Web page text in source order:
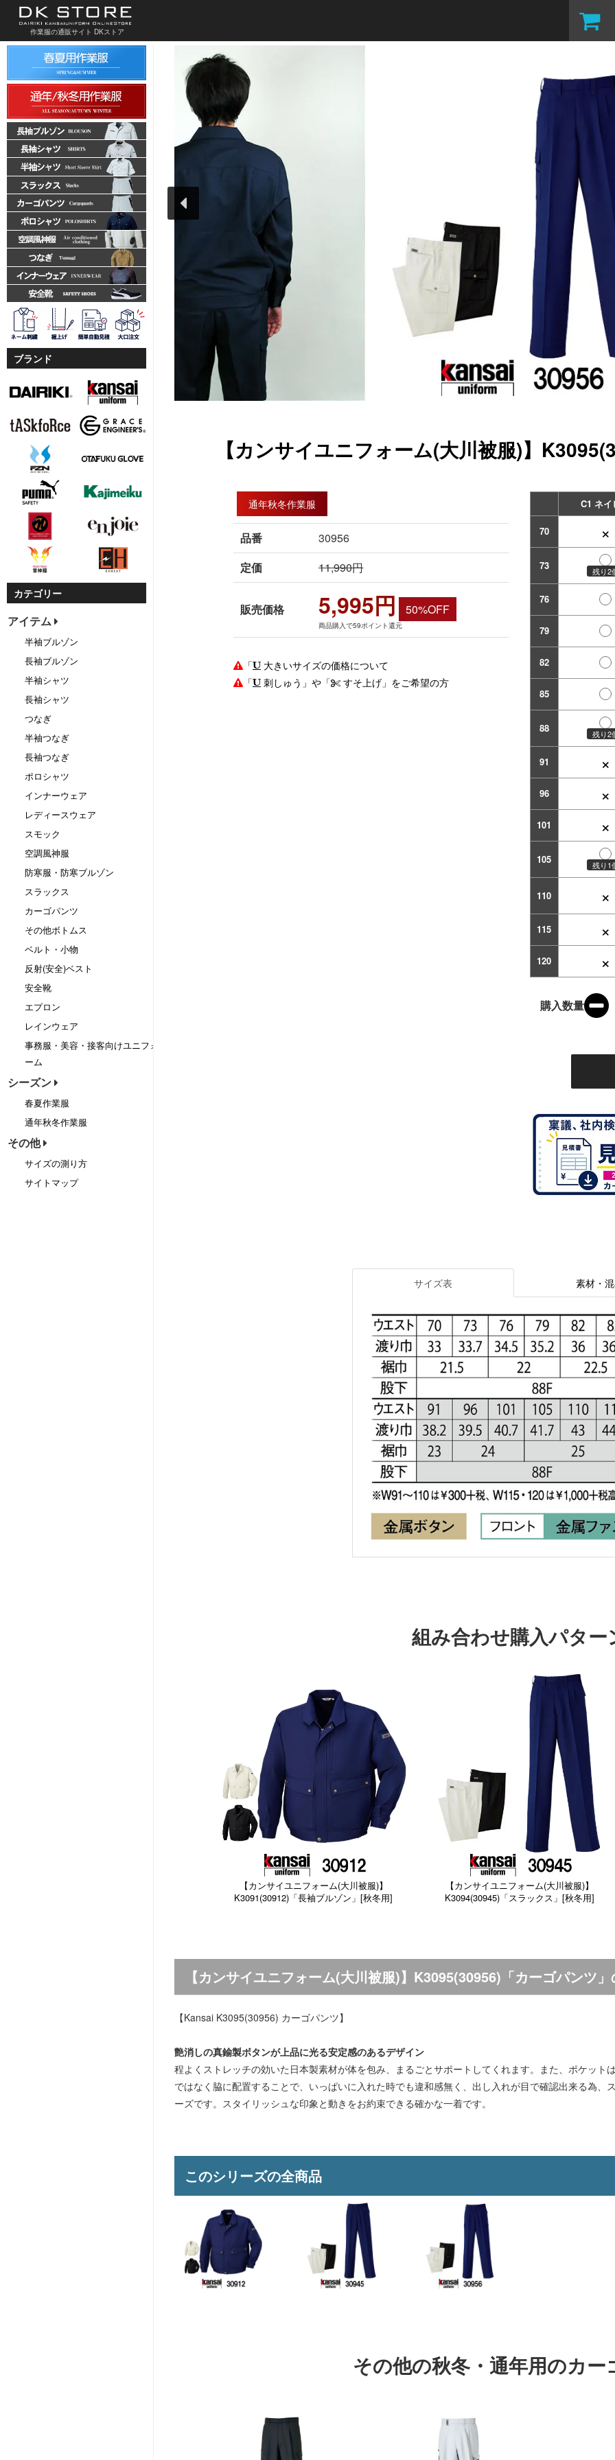
作業服の通販サイト DKストア
【カンサイユニフォーム(大川被服)】
通年秋冬作業服
品番
30956
定価
11,990円
販売価格 5,995円 50%OFF
商品購入で59ポイント還元
「
大きいサイズの価格について
「
刺しゅう」や「 すそ上げ」をご希望の方
C1 ネイ
70 ×
73 残り2
76
79
82
85
88 残り2
91 ×
96 ×
101 ×
105 残り1
110 ×
115 ×
120 ×
購入数量
サイズ表 素材・
組み合わせ購入パター
【カンサイユニフォーム(大川被服)】
K3091(30912)「長袖ブルゾン」[秋冬用]
【カンサイユニフォーム(大川被服)】
K3094(30945)「スラックス」[秋冬用]
【カンサイユニフォーム(大川被服)】K3095(30956)「カーゴパンツ
【Kansai K3095(30956) カーゴパンツ】
艶消しの真鍮製ボタンが上品に光る安定感のあるデザイン
程よくストレッチの効いた日本製素材が体を包み、まるごとサポートしてくれます。また、ポケット
ではなく脇に配置することで、いっぱいに入れた時でも違和感無く、出し入れが目で確認出来る為、
ーズです。スタイリッシュな印象と動きをお約束できる確かな一着です。
このシリーズの全商品
その他の秋冬・通年用のカー
ブランド
カテゴリー
アイテム
半袖ブルゾン
長袖ブルゾン
半袖シャツ
長袖シャツ
つなぎ
半袖つなぎ
長袖つなぎ
ポロシャツ
インナーウェア
レディースウェア
スモック
空調風神服
防寒服・防寒ブルゾン
スラックス
カーゴパンツ
その他ボトムス
ベルト・小物
反射(安全)ベスト
安全靴
エプロン
レインウェア
事務服・美容・接客向けユニフォ
ーム
シーズン
春夏作業服
通年秋冬作業服
その他
サイズの測り方
サイトマップ